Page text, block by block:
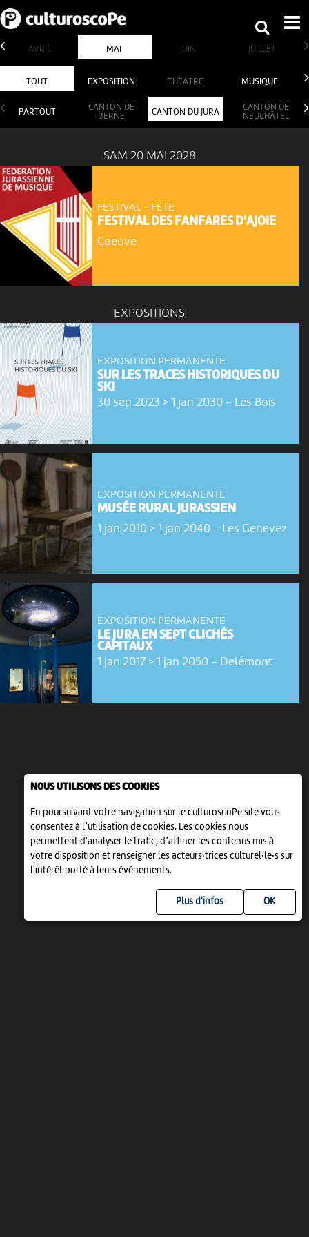
NOUS UTILISONS DES COOKIES
En poursuivant votre navigation sur le culturoscoPe site vous
consentez à l’utilisation de cookies. Les cookies nous
permettent d'analyser le trafic, d’affiner les contenus mis à
votre disposition et renseigner les acteurs·trices culturel·le·s sur
l'intérêt porté à leurs événements.
Plus d'infos
AVRIL MAI JUIN JUILLET
TOUT EXPOSITION THÉÂTRE MUSIQUE
PARTOUT
CANTON DE
BERNE
CANTON DU JURA
CANTON DE
NEUCHÂTEL
SAM 20 MAI 2028
FESTIVAL - FÊTE
FESTIVAL DES FANFARES D'AJOIE
Coeuve
EXPOSITIONS
EXPOSITION PERMANENTE
SUR LES TRACES HISTORIQUES DU
SKI
30 sep 2023 > 1 jan 2030- Les Bois
EXPOSITION PERMANENTE
MUSÉE RURAL JURASSIEN
1 jan 2010 > 1 jan 2040- Les Genevez
EXPOSITION PERMANENTE
LE JURA EN SEPT CLICHÉS
CAPITAUX
1 jan 2017 > 1 jan 2050- Delémont